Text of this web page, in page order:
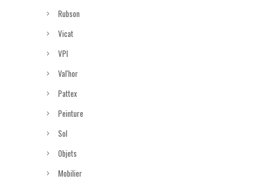
Rubson
Vicat
VPI
Val'hor
Pattex
Peinture
Sol
Objets
Mobilier